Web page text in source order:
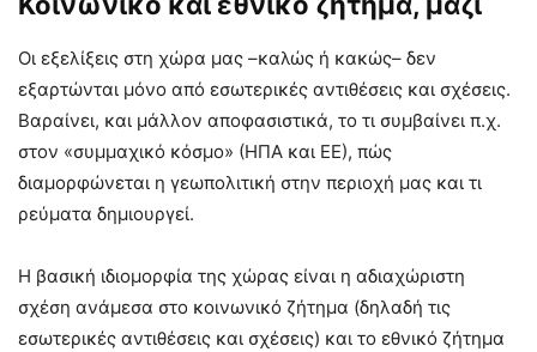
Οι εξελίξεις στη χώρα μας –καλώς ή κακώς– δεν
εξαρτώνται μόνο από εσωτερικές αντιθέσεις και σχέσεις.
Βαραίνει, και μάλλον αποφασιστικά, το τι συμβαίνει π.χ.
στον «συμμαχικό κόσμο» (ΗΠΑ και ΕΕ), πώς
διαμορφώνεται η γεωπολιτική στην περιοχή μας και τι
ρεύματα δημιουργεί.
Η βασική ιδιομορφία της χώρας είναι η αδιαχώριστη
σχέση ανάμεσα στο κοινωνικό ζήτημα (δηλαδή τις
εσωτερικές αντιθέσεις και σχέσεις) και το εθνικό ζήτημα